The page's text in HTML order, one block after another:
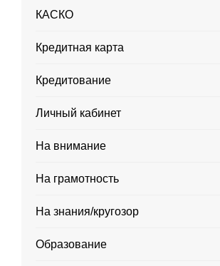
КАСКО
Кредитная карта
Кредитование
Личный кабинет
На внимание
На грамотность
На знания/кругозор
Образование